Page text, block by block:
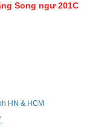
Song ngư 201C
HN & HCM